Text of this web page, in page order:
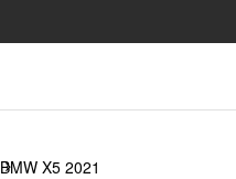
BMW X5 2021